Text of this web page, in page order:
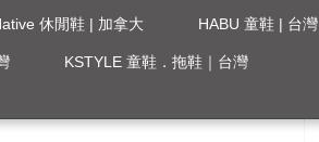
休閒鞋 | 加拿大 HABU 童鞋 | 台灣
KSTYLE 童鞋．拖鞋｜台灣